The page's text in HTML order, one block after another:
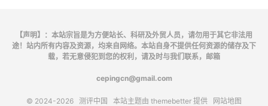
【声明】：本站宗旨是为方便站长、科研及外贸人员，请勿用于其它非法用
途！站内所有内容及资源，均来自网络。本站自身不提供任何资源的储存及下
载，若无意侵犯到您的权利，请及时与我们联系，邮箱
cepingcn@gmail.com
© 2024-2026 测评中国 本站主题由 themebetter 提供 网站地图